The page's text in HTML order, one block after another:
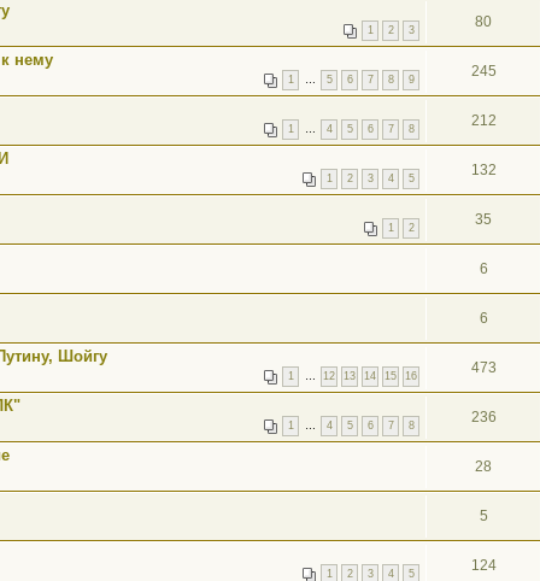
1 2 3 80
нему
1 … 5 6 7 8 9 245
1 … 4 5 6 7 8 212
1 2 3 4 5 132
1 2 35
6
6
Шойгу
1 … 12 13 14 15 16 473
1 … 4 5 6 7 8 236
28
5
1 2 3 4 5 124